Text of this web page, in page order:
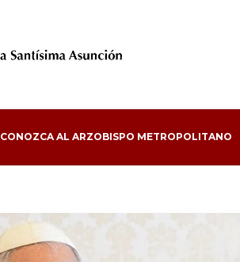
CONOZCA AL ARZOBISPO METROPOLITANO